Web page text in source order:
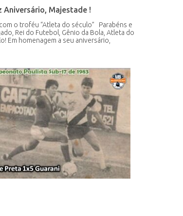
Aniversário, Majestade !
o troféu “Atleta do século” Parabéns e
Rei do Futebol, Gênio da Bola, Atleta do
Em homenagem a seu aniversário,